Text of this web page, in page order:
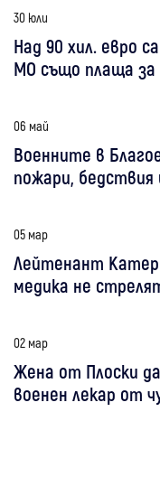
30 юли
Над 90 хил. евро
МО също плаща за
06 май
Военните в
пожари, бедствия
05 мар
Лейтенант
медика не
02 мар
Жена от Плоски
военен лекар от